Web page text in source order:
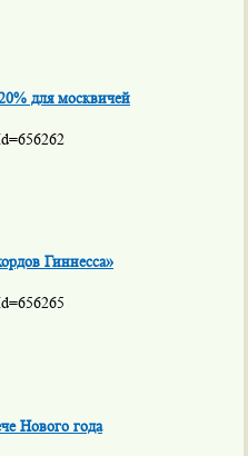
для москвичей
Гиннесса»
Нового года